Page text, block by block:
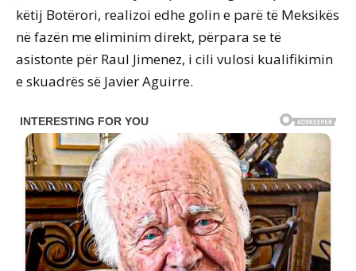
këtij Botërori, realizoi edhe golin e parë të Meksikës
në fazën me eliminim direkt, përpara se të
asistonte për Raul Jimenez, i cili vulosi kualifikimin
e skuadrës së Javier Aguirre.